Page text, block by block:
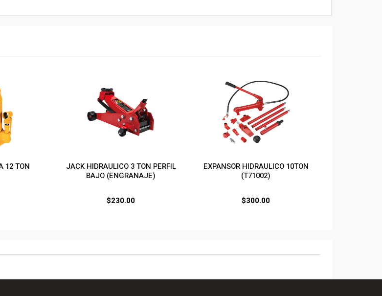
12 TON
JACK HIDRAULICO 3 TON PERFIL
BAJO (ENGRANAJE)
$230.00
EXPANSOR HIDRAULICO 10TON
(T71002)
$300.00